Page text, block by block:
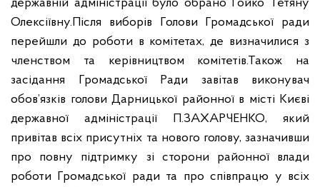
державній адміністрації було обрано Гойко Тетяну
Олексіївну.Після виборів Голови Громадської ради
перейшли до роботи в комітетах, де визначилися з
членством та керівництвом комітетів.Також на
засідання Громадської Ради завітав виконувач
обов’язків голови Дарницької районної в місті Києві
державної адміністрації П.ЗАХАРЧЕНКО, який
привітав всіх присутніх та нового голову, зазначивши
про повну підтримку зі сторони районної влади
роботи Громадської ради та про співпрацю у всіх